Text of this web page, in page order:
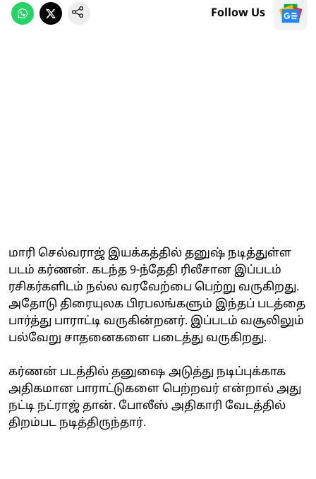
Follow Us
மாரி செல்வராஜ் இயக்கத்தில் தனுஷ் நடித்துள்ள
படம் கர்ணன். கடந்த 9-ந்தேதி ரிலீசான இப்படம்
ரசிகர்களிடம் நல்ல வரவேற்பை பெற்று வருகிறது.
அதோடு திரையுலக பிரபலங்களும் இந்தப் படத்தை
பார்த்து பாராட்டி வருகின்றனர். இப்படம் வசூலிலும்
பல்வேறு சாதனைகளை படைத்து வருகிறது.
கர்ணன் படத்தில் தனுஷை அடுத்து நடிப்புக்காக
அதிகமான பாராட்டுகளை பெற்றவர் என்றால் அது
நட்டி நட்ராஜ் தான். போலீஸ் அதிகாரி வேடத்தில்
திறம்பட நடித்திருந்தார்.